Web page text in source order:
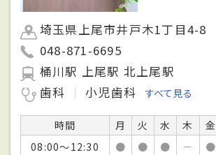
埼玉県上尾市井戸木1丁目4-8
048-871-6695
桶川駅 上尾駅 北上尾駅
歯科
小児歯科 すべて見る
時間 月 火 水 木 金
08:00～12:30
● ● ● － ●